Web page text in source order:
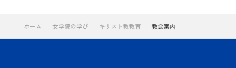
ホーム 女学院の学び キリスト教教育 教会案内